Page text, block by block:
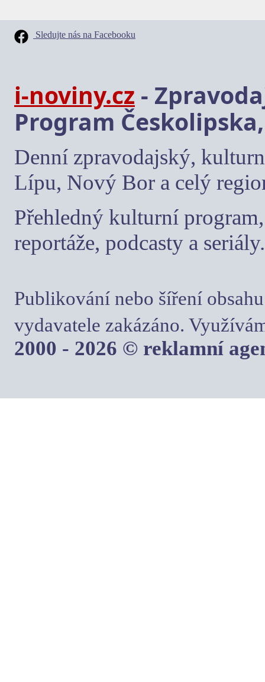
Sledujte nás na Facebooku
i-noviny.cz -
Program
Denní zpravodajský,
Lípu, Nový Bor a celý
Přehledný kulturní
reportáže, podcasty a seriály.
Publikování nebo šíření
vydavatele zakázáno.
2000 - 2026 © reklamní